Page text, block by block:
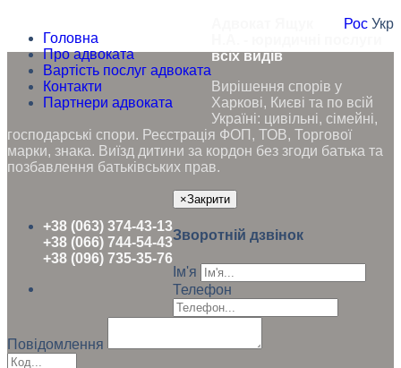
Головна
Про адвоката
Вартість послуг адвоката
Контакти
Партнери адвоката
Рос Укр
всіх видів
Вирішення спорів у
Харкові, Києві та по всій
Україні: цивільні, сімейні,
господарські спори. Реєстрація ФОП, ТОВ, Торгової
марки, знака. Виїзд дитини за кордон без згоди батька та
позбавлення батьківських прав.
+38 (063) 374-43-13
+38 (066) 744-54-43
+38 (096) 735-35-76
×Закрити
Зворотній дзвінок
Ім'я
Телефон
Повідомлення